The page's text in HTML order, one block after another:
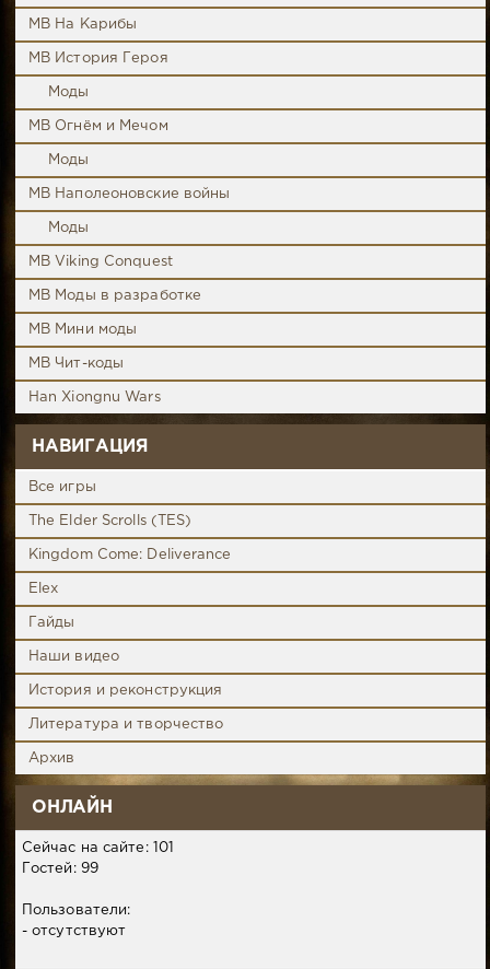
MB На Карибы
MB История Героя
Моды
MB Огнём и Мечом
Моды
MB Наполеоновские войны
Моды
MB Viking Conquest
MB Моды в разработке
MB Мини моды
MB Чит-коды
Han Xiongnu Wars
НАВИГАЦИЯ
Все игры
The Elder Scrolls (TES)
Kingdom Come: Deliverance
Elex
Гайды
Наши видео
История и реконструкция
Литература и творчество
Архив
ОНЛАЙН
Сейчас на сайте: 101
Гостей: 99
Пользователи:
- отсутствуют